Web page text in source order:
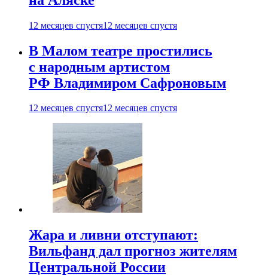
12 месяцев спустя12 месяцев спустя
В Малом театре простились
с народным артистом
РФ Владимиром Сафроновым
12 месяцев спустя12 месяцев спустя
Жара и ливни отступают:
Вильфанд дал прогноз жителям
Центральной России